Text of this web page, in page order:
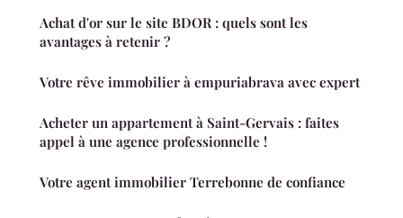
Achat d'or sur le site BDOR : quels sont les
avantages à retenir ?
Votre rêve immobilier à empuriabrava avec expert
Acheter un appartement à Saint-Gervais : faites
appel à une agence professionnelle !
Votre agent immobilier Terrebonne de confiance